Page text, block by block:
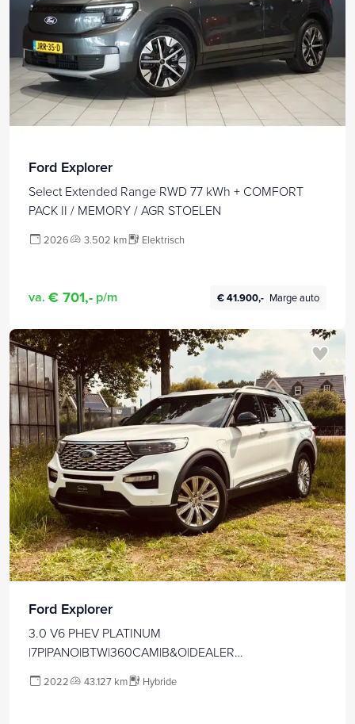
Ford Explorer
Select Extended Range RWD 77 kWh + COMFORT
PACK II / MEMORY / AGR STOELEN
2026 3.502 km Elektrisch
va. € 701,- p/m € 41.900,- Marge auto
Ford Explorer
3.0 V6 PHEV PLATINUM
|7P|PANO|BTW|360CAM|B&O|DEALER
2022 43.127 km Hybride